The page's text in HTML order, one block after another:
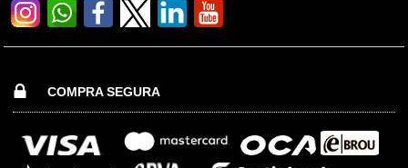
COMPRA SEGURA